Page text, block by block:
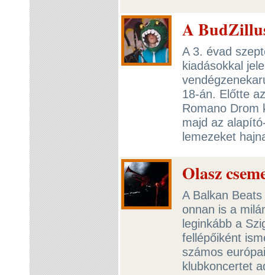
A
A 3. évad
kiadásokkal
18-án. Előtte
Romano Drom
majd az
lemezeket
Olasz
A Balkan
onnan is a
leginkább a
fellépőiként
számos
klubkoncertet